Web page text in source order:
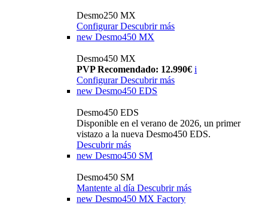
Desmo250 MX
Configurar Descubrir más
new Desmo450 MX
Desmo450 MX
PVP Recomendado: 12.990€ i
Configurar Descubrir más
new Desmo450 EDS
Desmo450 EDS
Disponible en el verano de 2026, un primer
vistazo a la nueva Desmo450 EDS.
Descubrir más
new Desmo450 SM
Desmo450 SM
Mantente al día Descubrir más
new Desmo450 MX Factory